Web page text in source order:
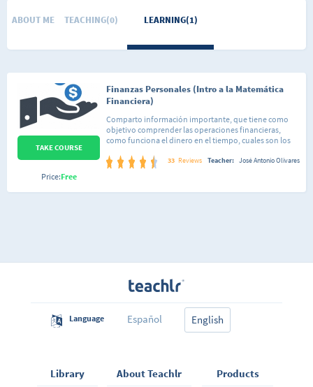
ABOUT ME TEACHING(0) LEARNING(1)
Finanzas Personales (Intro a la Matemática
Financiera)
Comparto información importante, que tiene como
objetivo comprender las operaciones financieras,
como funciona el dinero en el tiempo, cuales son los
final comprender como esta información nos ayuda a
tomar decisiones desde el punto de vista de las
calculo que nos da la matemática financiera, en su
33 Reviews Teacher: José Antonio Olivares
TAKE COURSE
Price:Free
Language Español English
Library About Teachlr Products